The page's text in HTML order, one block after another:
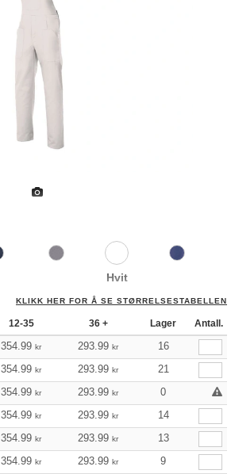
Hvit
KLIKK HER FOR Å SE STØRRELSESTABELLEN
12-35 36 + Lager Antall.
354.99 kr 293.99 kr
16
354.99 kr 293.99 kr
21
354.99 kr 293.99 kr
0
354.99 kr 293.99 kr
14
354.99 kr 293.99 kr
13
354.99 kr 293.99 kr
9